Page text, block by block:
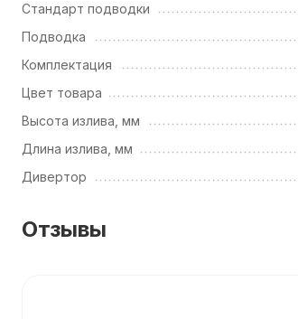
Стандарт подводки
Подводка
Комплектация
Цвет товара
Высота излива, мм
Длина излива, мм
Дивертор
Отзывы